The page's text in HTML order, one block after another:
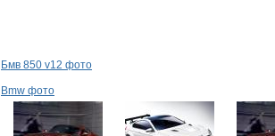
Бмв 850 v12 фото
Bmw фото